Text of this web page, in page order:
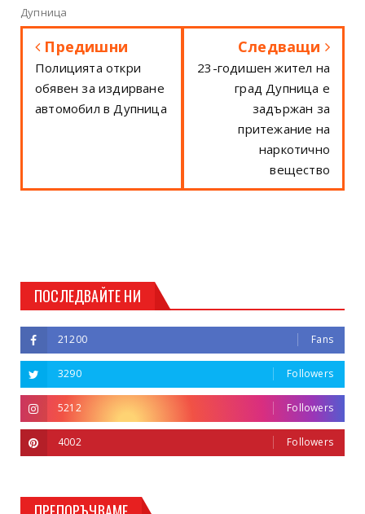
Дупница
Предишни
Полицията откри
обявен за издирване
автомобил в Дупница
Следващи
23-годишен жител на
град Дупница е
задържан за
притежание на
наркотично
вещество
ПОСЛЕДВАЙТЕ НИ
21200 Fans
3290 Followers
5212 Followers
4002 Followers